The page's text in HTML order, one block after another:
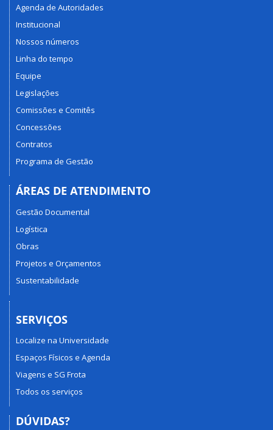
Agenda de Autoridades
Institucional
Nossos números
Linha do tempo
Equipe
Legislações
Comissões e Comitês
Concessões
Contratos
Programa de Gestão
ÁREAS DE ATENDIMENTO
Gestão Documental
Logística
Obras
Projetos e Orçamentos
Sustentabilidade
SERVIÇOS
Localize na Universidade
Espaços Físicos e Agenda
Viagens e SG Frota
Todos os serviços
DÚVIDAS?